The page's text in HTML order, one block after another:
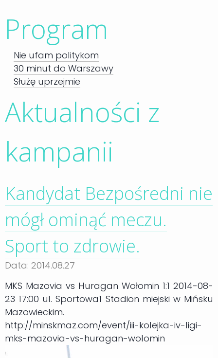
Program
Nie ufam politykom
30 minut do Warszawy
Służę uprzejmie
Aktualności z
kampanii
Kandydat Bezpośredni nie
mógł ominąć meczu.
Sport to zdrowie.
Data: 2014.08.27
MKS Mazovia vs Huragan Wołomin 1:1 2014-08-
23 17:00 ul. Sportowa1 Stadion miejski w Mińsku
Mazowieckim.
http://minskmaz.com/event/iii-kolejka-iv-ligi-
mks-mazovia-vs-huragan-wolomin